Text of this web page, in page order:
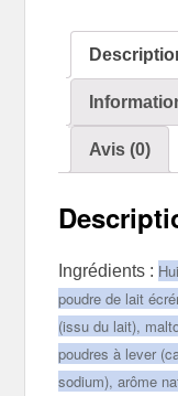
Avis (0)
Ingrédients :
poudre de lait
(issu du lait),
poudres à lever
sodium), arôme